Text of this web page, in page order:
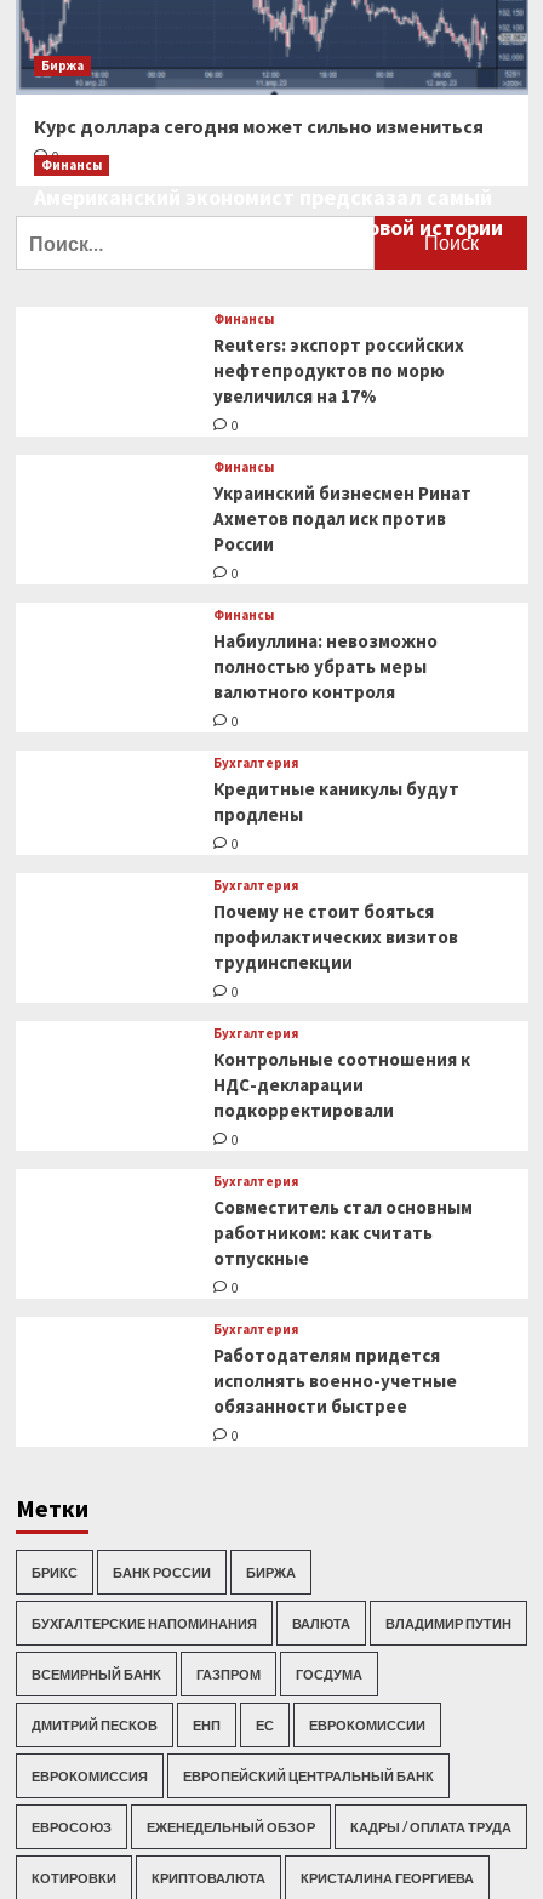
Биржа
Курс доллара сегодня может сильно измениться
0
Финансы
большой финансовый крах в мировой истории
Финансы
Reuters: экспорт российских
нефтепродуктов по морю
увеличился на 17%
0
Финансы
Украинский бизнесмен Ринат
Ахметов подал иск против
России
0
Финансы
Набиуллина: невозможно
полностью убрать меры
валютного контроля
0
Бухгалтерия
Кредитные каникулы будут
продлены
0
Бухгалтерия
Почему не стоит бояться
профилактических визитов
трудинспекции
0
Бухгалтерия
Контрольные соотношения к
НДС-декларации
подкорректировали
0
Бухгалтерия
Совместитель стал основным
работником: как считать
отпускные
0
Бухгалтерия
Работодателям придется
исполнять военно-учетные
обязанности быстрее
0
Метки
БРИКС БАНК РОССИИ БИРЖА
БУХГАЛТЕРСКИЕ НАПОМИНАНИЯ ВАЛЮТА ВЛАДИМИР ПУТИН
ВСЕМИРНЫЙ БАНК ГАЗПРОМ ГОСДУМА
ДМИТРИЙ ПЕСКОВ ЕНП ЕС ЕВРОКОМИССИИ
ЕВРОКОМИССИЯ ЕВРОПЕЙСКИЙ ЦЕНТРАЛЬНЫЙ БАНК
ЕВРОСОЮЗ ЕЖЕНЕДЕЛЬНЫЙ ОБЗОР КАДРЫ / ОПЛАТА ТРУДА
КОТИРОВКИ КРИПТОВАЛЮТА КРИСТАЛИНА ГЕОРГИЕВА